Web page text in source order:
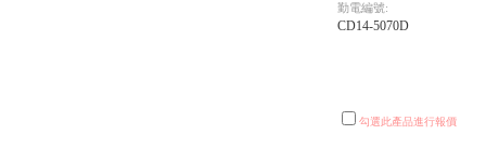
勤電編號:
CD14-5070D
勾選此產品進行報價